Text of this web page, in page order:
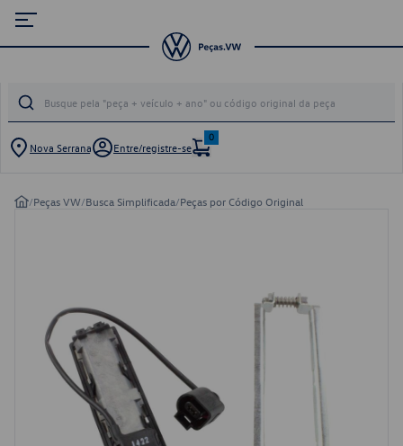
Nova Serrana Entre/registre-se
0
/Peças VW/Busca Simplificada/Peças por Código Original